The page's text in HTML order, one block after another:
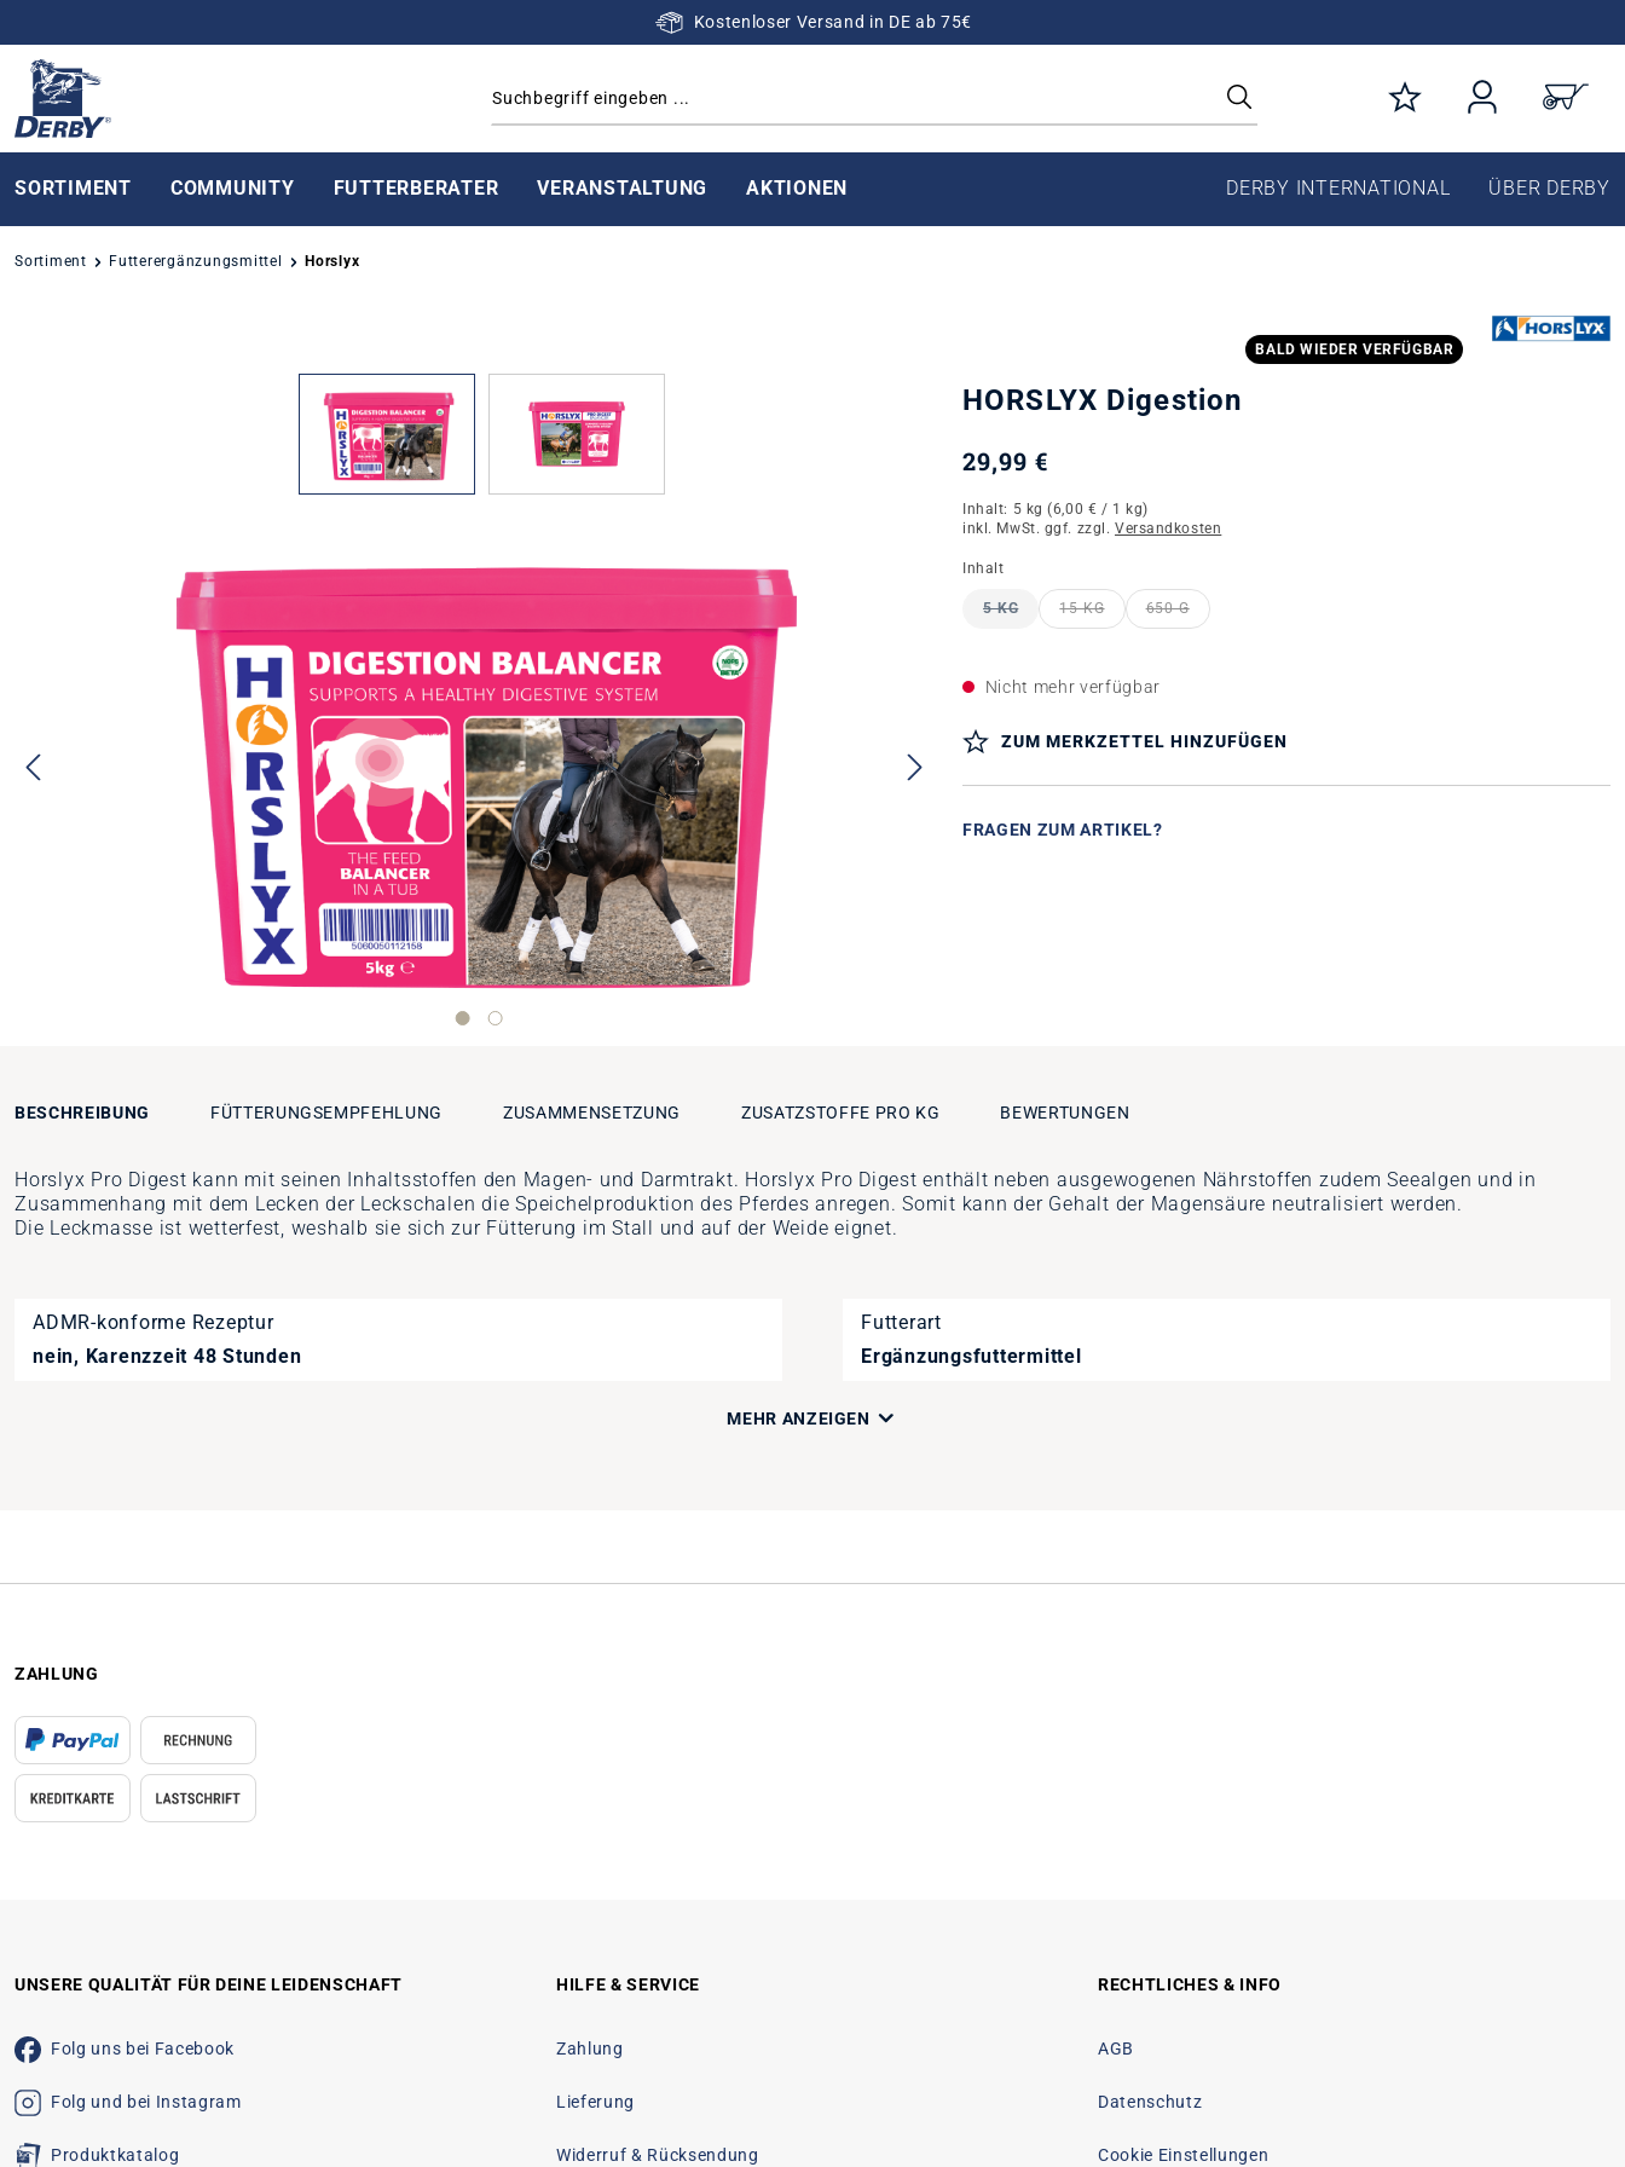
Kostenloser Versand in DE ab 75€
SORTIMENT COMMUNITY FUTTERBERATER VERANSTALTUNG AKTIONEN DERBY INTERNATIONAL ÜBER DERBY
Sortiment Futterergänzungsmittel Horslyx
BALD WIEDER VERFÜGBAR
HORSLYX Digestion
29,99 €
Inhalt: 5 kg(6,00 € / 1 kg)
inkl. MwSt. ggf. zzgl. Versandkosten
Inhaltauswählen
5 KG(DIESE OPTION IST ZURZEIT NICHT VERFÜGBAR.)
15 KG(DIESE OPTION IST ZURZEIT NICHT VERFÜGBAR.)
650 G(DIESE OPTION IST ZURZEIT NICHT VERFÜGBAR.)
Nicht mehr verfügbar
ZUM MERKZETTEL HINZUFÜGEN
FRAGEN ZUM ARTIKEL?
BESCHREIBUNG FÜTTERUNGSEMPFEHLUNG ZUSAMMENSETZUNG ZUSATZSTOFFE PRO KG BEWERTUNGEN
Horslyx Pro Digest kann mit seinen Inhaltsstoffen den Magen- und Darmtrakt. Horslyx Pro Digest enthält neben ausgewogenen Nährstoffen zudem Seealgen und in
Zusammenhang mit dem Lecken der Leckschalen die Speichelproduktion des Pferdes anregen. Somit kann der Gehalt der Magensäure neutralisiert werden.
Die Leckmasse ist wetterfest, weshalb sie sich zur Fütterung im Stall und auf der Weide eignet.
ADMR-konforme Rezeptur
nein, Karenzzeit 48 Stunden
Futterart
Ergänzungsfuttermittel
Artikelnummer
MEHR ANZEIGEN
ZAHLUNG
UNSERE QUALITÄT FÜR DEINE LEIDENSCHAFT
Folg uns bei Facebook
Folg und bei Instagram
Produktkatalog
HILFE & SERVICE
Zahlung
Lieferung
Widerruf & Rücksendung
RECHTLICHES & INFO
AGB
Datenschutz
Cookie Einstellungen